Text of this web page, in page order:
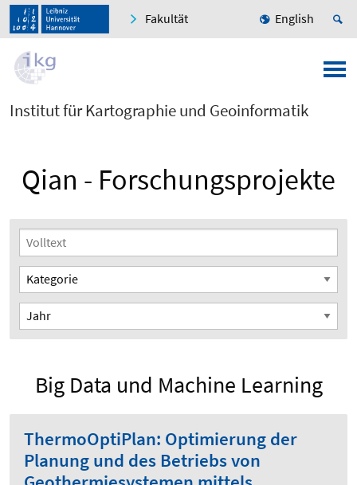
Fakultät English
Institut für Kartographie und Geoinformatik
Qian - Forschungsprojekte
Big Data und Machine Learning
ThermoOptiPlan: Optimierung der
Planung und des Betriebs von